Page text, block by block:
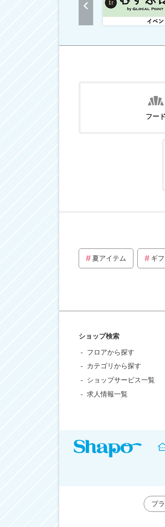
フード
夏アイテム ギ
ショップ検索
フロアから探す
カテゴリから探す
ショップサービス一覧
求人情報一覧
プ